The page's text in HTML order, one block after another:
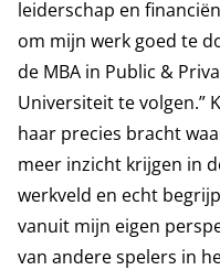
leiderschap en
om mijn werk goed te
de MBA in Public &
Universiteit te volgen.”
haar precies bracht
meer inzicht krijgen in
werkveld en echt
vanuit mijn eigen
van andere spelers in